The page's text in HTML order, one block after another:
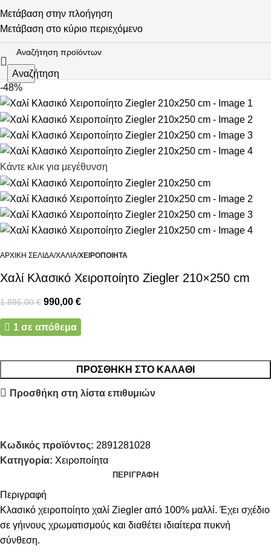
Μετάβαση στην πλοήγηση
Μετάβαση στο κύριο περιεχόμενο
Αναζήτηση
-48%
Κάντε κλικ για μεγέθυνση
ΑΡΧΙΚΉ ΣΕΛΊΔΑ ΧΑΛΙΆ ΧΕΙΡΟΠΟΊΗΤΑ
Χαλί Κλασικό Χειροποίητο Ziegler 210×250 cm
1.895,00€ 990,00 €
1 σε απόθεμα
ΠΡΟΣΘΉΚΗ ΣΤΟ ΚΑΛΆΘΙ
Προσθήκη στη λίστα επιθυμιών
Κωδικός προϊόντος: 2891281028
Κατηγορία: Χειροποίητα
ΠΕΡΙΓΡΑΦΉ
Περιγραφή
Κλασικό χειροποίητο χαλί Ziegler από 100% μαλλί. Έχει σχέδιο
σε γήινους χρωματισμούς και διαθέτει ιδιαίτερα πυκνή
σύνθεση.